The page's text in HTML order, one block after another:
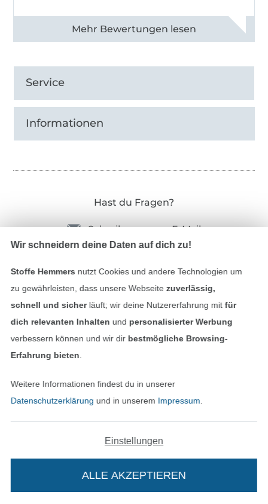
Alle 83013 Bewertungen ansehen
Service
Informationen
Hast du Fragen?
Schreibe uns per E-Mail
Bezahlen mit
Wir schneidern deine Daten auf dich zu!
Stoffe Hemmers nutzt Cookies und andere Technologien um
zu gewährleisten, dass unsere Webseite zuverlässig,
schnell und sicherläuft; wir deine Nutzererfahrung mitfür
dich relevanten Inhalten und personalisierter Werbung
verbessern können und wir dir bestmögliche Browsing-
Erfahrung bieten
Weitere Informationen findest du in unserer
Datenschutzerklärung und in unserem Impressum
Einstellungen
ALLE AKZEPTIEREN